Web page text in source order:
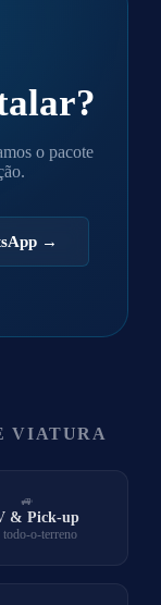
?
o pacote
→
VIATURA
🚙
& Pick-up
todo-o-terreno